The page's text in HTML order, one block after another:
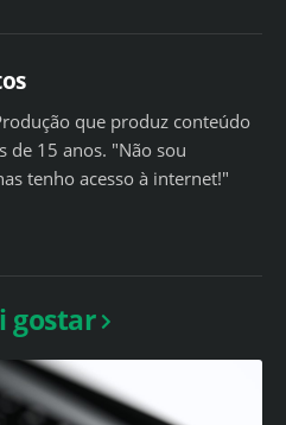
que produz conteúdo
de 15 anos. "Não sou
tenho acesso à internet!"
gostar